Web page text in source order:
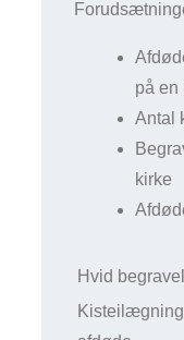
på en
Antal
kirke
Hvid